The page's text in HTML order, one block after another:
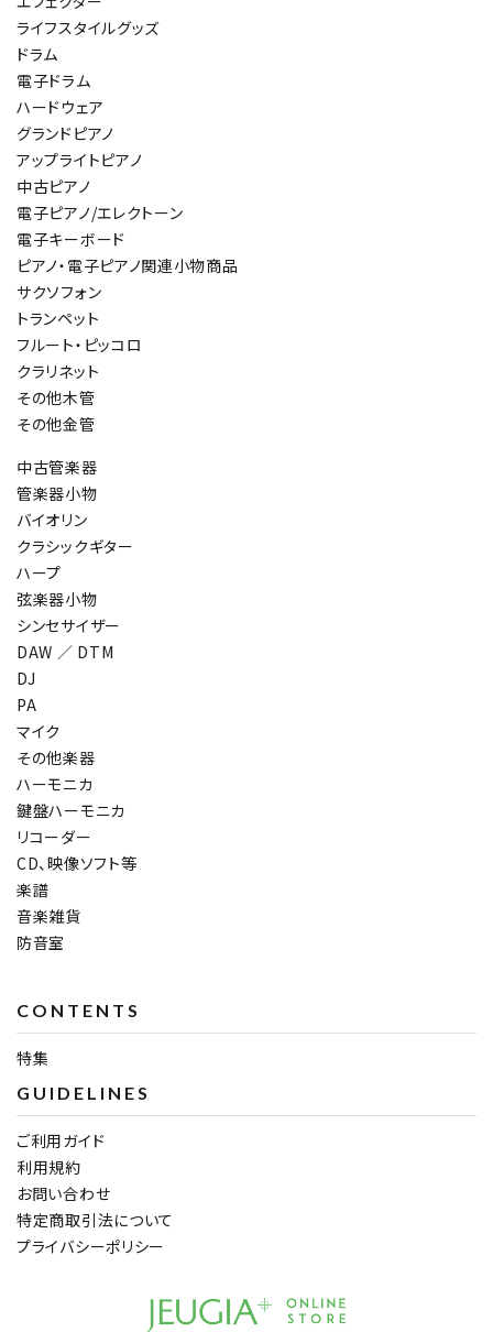
ライフスタイルグッズ
ドラム
電子ドラム
ハードウェア
グランドピアノ
アップライトピアノ
中古ピアノ
電子ピアノ/エレクトーン
電子キーボード
ピアノ・電子ピアノ関連小物商品
サクソフォン
トランペット
フルート・ピッコロ
クラリネット
その他木管
その他金管
中古管楽器
管楽器小物
バイオリン
クラシックギター
ハープ
弦楽器小物
シンセサイザー
DAW ／ DTM
DJ
PA
マイク
その他楽器
ハーモニカ
鍵盤ハーモニカ
リコーダー
CD、映像ソフト等
楽譜
音楽雑貨
防音室
CONTENTS
特集
GUIDELINES
ご利用ガイド
利用規約
お問い合わせ
特定商取引法について
プライバシーポリシー